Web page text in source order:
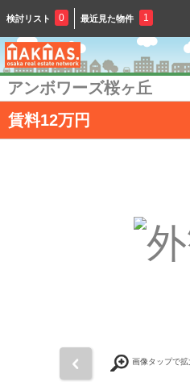
検討リスト 0 最近見た物件 1
アンボワーズ桜ヶ丘
賃料12万円
画像タップで拡